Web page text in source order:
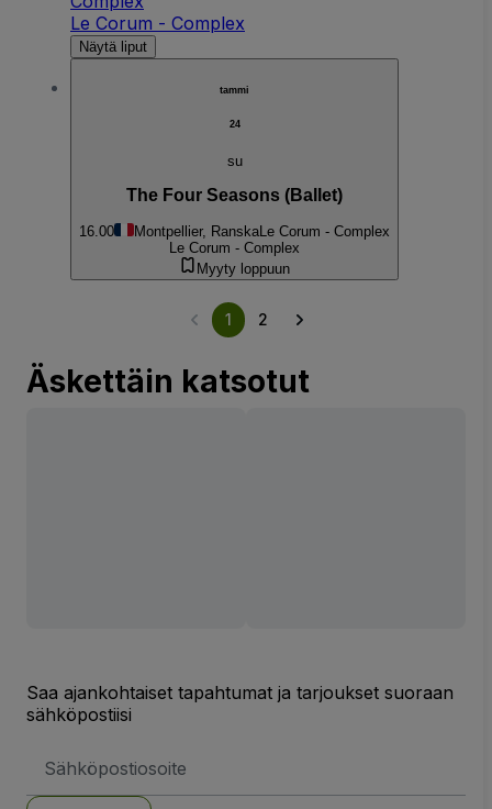
Le Corum - Complex
Näytä liput
tammi
24
su
The Four Seasons (Ballet)
16.00 Montpellier, Ranska Le Corum - Complex
Le Corum - Complex
Myyty loppuun
1 2
Äskettäin katsotut
Saa ajankohtaiset tapahtumat ja tarjoukset suoraan
sähköpostiisi